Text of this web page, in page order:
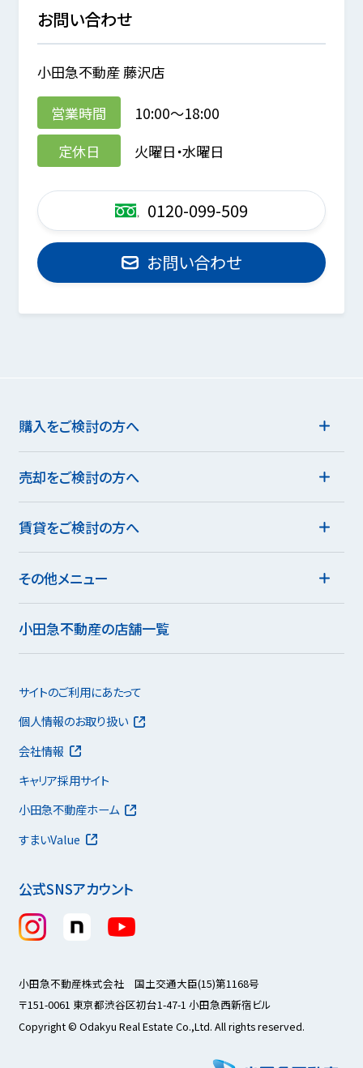
お問い合わせ
小田急不動産 藤沢店
営業時間
10:00～18:00
定休日
火曜日・水曜日
0120-099-509
お問い合わせ
購入をご検討の方へ
売却をご検討の方へ
賃貸をご検討の方へ
その他メニュー
小田急不動産の店舗一覧
公式SNSアカウント
サイトのご利用にあたって
個人情報のお取り扱い
会社情報
キャリア採用サイト
小田急不動産ホーム
すまいValue
小田急不動産株式会社 国土交通大臣(15)第1168号
〒151-0061 東京都渋谷区初台1-47-1 小田急西新宿ビル
Copyright © Odakyu Real Estate Co.,Ltd. All rights reserved.